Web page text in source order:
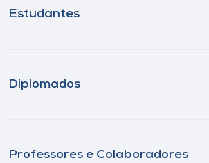
Estudantes
Diplomados
Professores e Colaboradores